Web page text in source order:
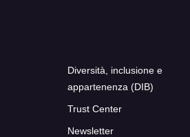
Diversità, inclusione e
appartenenza (DIB)
Trust Center
Newsletter